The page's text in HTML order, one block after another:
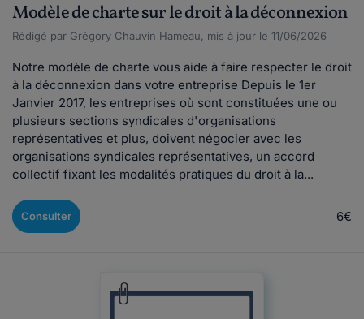
Modèle de charte sur le droit à la déconnexion
Rédigé par Grégory Chauvin Hameau, mis à jour le 11/06/2026
Notre modèle de charte vous aide à faire respecter le droit
à la déconnexion dans votre entreprise Depuis le 1er
Janvier 2017, les entreprises où sont constituées une ou
plusieurs sections syndicales d'organisations
représentatives et plus, doivent négocier avec les
organisations syndicales représentatives, un accord
collectif fixant les modalités pratiques du droit à la...
Consulter 6€